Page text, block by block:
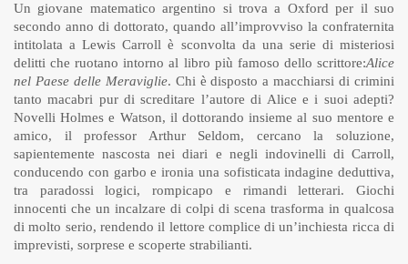
Un giovane matematico argentino si trova a Oxford per il suo
secondo anno di dottorato, quando all’improvviso la confraternita
intitolata a Lewis Carroll è sconvolta da una serie di misteriosi
delitti che ruotano intorno al libro più famoso dello scrittore:Alice
nel Paese delle Meraviglie. Chi è disposto a macchiarsi di crimini
tanto macabri pur di screditare l’autore di Alice e i suoi adepti?
Novelli Holmes e Watson, il dottorando insieme al suo mentore e
amico, il professor Arthur Seldom, cercano la soluzione,
sapientemente nascosta nei diari e negli indovinelli di Carroll,
conducendo con garbo e ironia una sofisticata indagine deduttiva,
tra paradossi logici, rompicapo e rimandi letterari. Giochi
innocenti che un incalzare di colpi di scena trasforma in qualcosa
di molto serio, rendendo il lettore complice di un’inchiesta ricca di
imprevisti, sorprese e scoperte strabilianti.